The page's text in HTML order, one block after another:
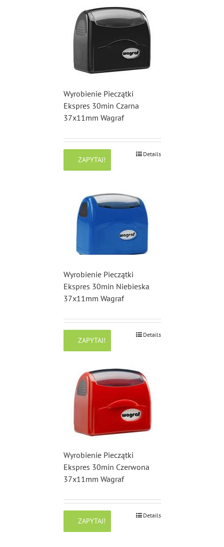
Wyrobienie Pieczątki
Ekspres 30min Czarna
37x11mm Wagraf
ZAPYTAJ!
Details
Wyrobienie Pieczątki
Ekspres 30min Niebieska
37x11mm Wagraf
ZAPYTAJ!
Details
Wyrobienie Pieczątki
Ekspres 30min Czerwona
37x11mm Wagraf
ZAPYTAJ!
Details